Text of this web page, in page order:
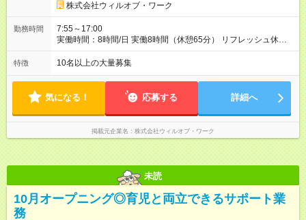
株式会社ウィルオブ・ワーク
勤務時間
7:55～17:00
実働時間：8時間/日 実働8時間（休憩65分） リフレッシュ休憩
あり（有給） 残業月5～10時間未満
特徴 10名以上の大量募集
気になる！ 応募する 詳細へ
掲載元企業名 株式会社ウィルオブ・ワーク
未読
10月オープニング◎育児と両立できるサポート業
務